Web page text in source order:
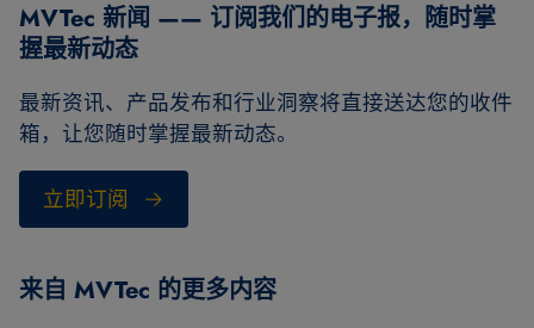
MVTec 新闻 —— 订阅我们的电子报，随时掌
握最新动态
最新资讯、产品发布和行业洞察将直接送达您的收件
箱，让您随时掌握最新动态。
立即订阅
来自 MVTec 的更多内容